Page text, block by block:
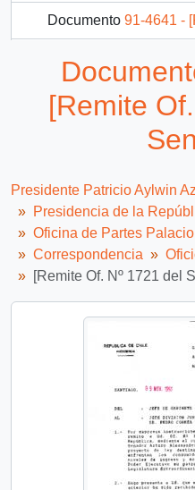
Documento 91-4641 -
Documento 91-4660 -
[Remite
Presidente Patricio Aylwin
Presidencia de la
Oficina de Partes
Correspondencia
[Remite Of. Nº 1721 del